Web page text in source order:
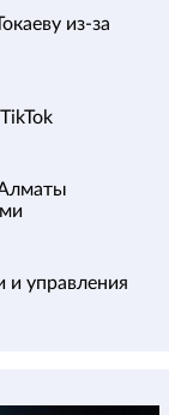
из-за
и управления